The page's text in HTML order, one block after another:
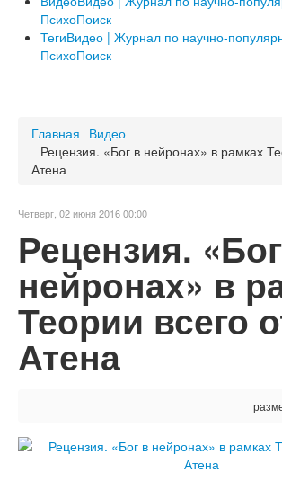
ПсихоПоиск
ТегиВидео | Журнал по научно-
ПсихоПоиск
Главная Видео
Рецензия. «Бог в нейронах» в рамках
Атена
Четверг, 02 июня 2016 00:00
Рецензия.
нейронах» в
Теории всего
Атена